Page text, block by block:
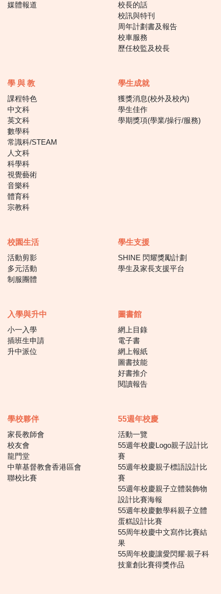
媒體報道
校長的話
校訊與特刊
周年計劃書及報告
校車服務
歷任校監及校長
學 與 教
課程特色
中文科
英文科
數學科
常識科/STEAM
人文科
科學科
視覺藝術
音樂科
體育科
宗教科
學生成就
獲獎消息(校外及校內)
學生佳作
學期獎項(學業/操行/服務)
校園生活
活動剪影
多元活動
制服團體
學生支援
SHINE 閃耀獎勵計劃
學生及家長支援平台
入學與升中
小一入學
插班生申請
升中派位
圖書館
網上目錄
電子書
網上報紙
圖書技能
好書推介
閱讀報告
學校夥伴
家長教師會
校友會
龍門堂
中華基督教會香港區會
聯校比賽
55週年校慶
活動一覽
55週年校慶Logo親子設計比
賽
55週年校慶親子標語設計比
賽
55週年校慶親子立體裝飾物
設計比賽海報
55週年校慶數學科親子立體
蛋糕設計比賽
55周年校慶中文寫作比賽結
果
55周年校慶讓愛閃耀‧親子科
技童創比賽得獎作品